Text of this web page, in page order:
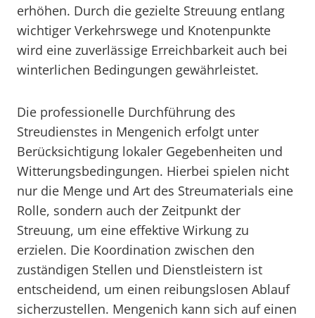
erhöhen. Durch die gezielte Streuung entlang
wichtiger Verkehrswege und Knotenpunkte
wird eine zuverlässige Erreichbarkeit auch bei
winterlichen Bedingungen gewährleistet.
Die professionelle Durchführung des
Streudienstes in Mengenich erfolgt unter
Berücksichtigung lokaler Gegebenheiten und
Witterungsbedingungen. Hierbei spielen nicht
nur die Menge und Art des Streumaterials eine
Rolle, sondern auch der Zeitpunkt der
Streuung, um eine effektive Wirkung zu
erzielen. Die Koordination zwischen den
zuständigen Stellen und Dienstleistern ist
entscheidend, um einen reibungslosen Ablauf
sicherzustellen. Mengenich kann sich auf einen